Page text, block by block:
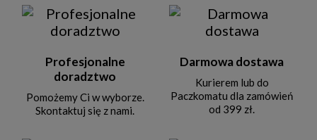
Profesjonalne
doradztwo
Pomożemy Ci w wyborze.
Skontaktuj się z nami.
Darmowa dostawa
Kurierem lub do
Paczkomatu dla zamówień
od 399 zł.